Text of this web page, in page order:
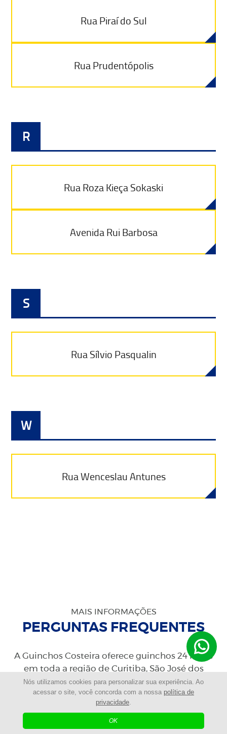
Nós utilizamos cookies para personalizar sua experiência. Ao
acessar o site, você concorda com a nossa política de
privacidade.
OK
Rua Piraí do Sul
Rua Prudentópolis
R
Rua Roza Kieça Sokaski
Avenida Rui Barbosa
S
Rua Sílvio Pasqualin
W
Rua Wenceslau Antunes
MAIS INFORMAÇÕES
PERGUNTAS FREQUENTES
A Guinchos Costeira oferece guinchos 24 horas
em toda a região de Curitiba, São José dos
Pinhais, Pinhais, Piraquara e Colombo, com
transporte em território estadual e
interestadual para essas regiões.